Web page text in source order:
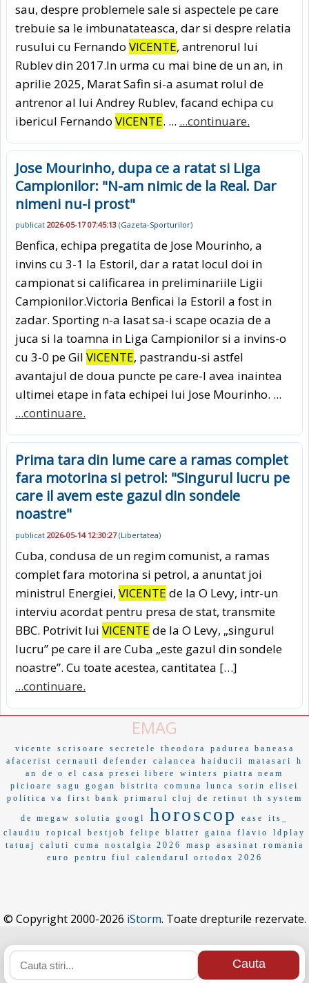
sau, despre problemele sale si aspectele pe care
trebuie sa le imbunatateasca, dar si despre relatia
rusului cu Fernando VICENTE, antrenorul lui
Rublev din 2017.In urma cu mai bine de un an, in
aprilie 2025, Marat Safin si-a asumat rolul de
antrenor al lui Andrey Rublev, facand echipa cu
ibericul Fernando VICENTE. ... ...continuare.
Jose Mourinho, dupa ce a ratat si Liga
Campionilor: "N-am nimic de la Real. Dar
nimeni nu-i prost"
publicat 2026-05-17 07:45:13 (Gazeta-Sporturilor)
Benfica, echipa pregatita de Jose Mourinho, a
invins cu 3-1 la Estoril, dar a ratat locul doi in
campionat si calificarea in preliminariile Ligii
Campionilor.Victoria Benficai la Estoril a fost in
zadar. Sporting n-a lasat sa-i scape ocazia de a
juca si la toamna in Liga Campionilor si a invins-o
cu 3-0 pe Gil VICENTE, pastrandu-si astfel
avantajul de doua puncte pe care-l avea inaintea
ultimei etape in fata echipei lui Jose Mourinho. ...
...continuare.
Prima tara din lume care a ramas complet
fara motorina si petrol: "Singurul lucru pe
care il avem este gazul din sondele
noastre"
publicat 2026-05-14 12:30:27(Libertatea)
Cuba, condusa de un regim comunist, a ramas
complet fara motorina si petrol, a anuntat joi
ministrul Energiei, VICENTE de la O Levy, intr-un
interviu acordat pentru presa de stat, transmite
BBC. Potrivit lui VICENTE de la O Levy, „singurul
lucru” pe care il are Cuba „este gazul din sondele
noastre”. Cu toate acestea, cantitatea […]
...continuare.
EMAG
vicente scrisoare secretele theodora
padurea baneasa
afacerist
cernauti defender calancea haiducii matasari
h
an
de o el casa presei libere winters
piatra neam
picioare
sagu gogan bistrita comuna lunca
sorin elisei
politica va
first bank primarul cluj de retinut th system
de megaw solutia googl horoscop ease
its_
claudiu
ropical bestjob felipe blatter gaina flavio
ldplay
tatuaj
caluti cuma nostalgia 2026 masp asasinat
romania
euro
pentru fiul calendarul ortodox 2026
© Copyright 2000-2026 iStorm. Toate drepturile rezervate.